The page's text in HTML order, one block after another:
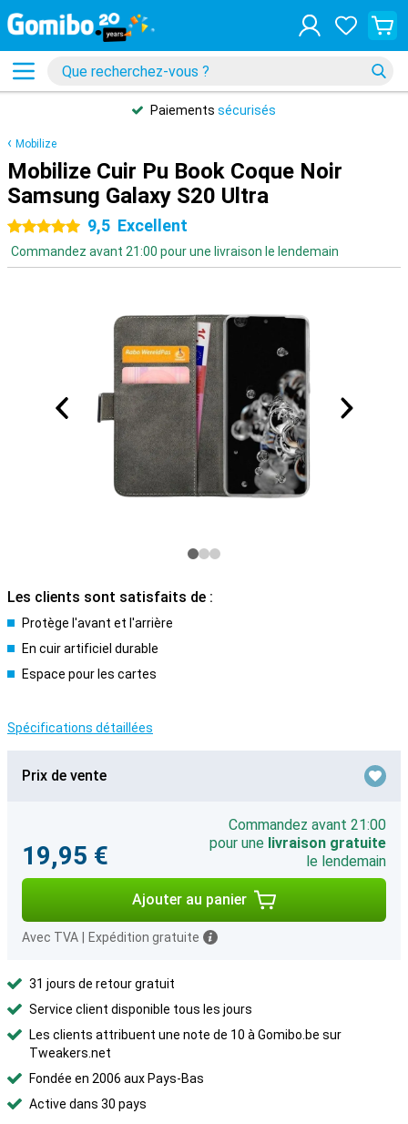
Paiements sécurisés
Mobilize
Mobilize Cuir Pu Book Coque Noir
Samsung Galaxy S20 Ultra
5 étoiles9,5 Excellent
Commandez avant 21:00 pour une livraison le lendemain
Les clients sont satisfaits de :
Protège l'avant et l'arrière
En cuir artificiel durable
Espace pour les cartes
Spécifications détaillées
Prix de vente
19,95 €
Commandez avant 21:00
pour une livraison gratuite
le lendemain
Ajouter au panier
Avec TVA Expédition gratuite
31 jours de retour gratuit
Service client disponible tous les jours
Les clients attribuent une note de 10 à Gomibo.be sur
Tweakers.net
Fondée en 2006 aux Pays-Bas
Active dans 30 pays